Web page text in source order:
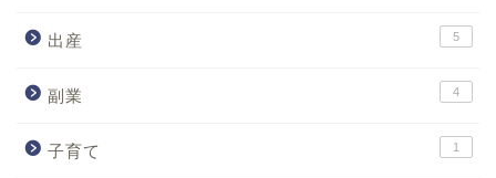
出産 5
副業 4
子育て 1